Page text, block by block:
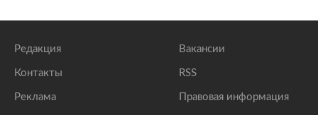
Редакция
Контакты
Реклама
Вакансии
RSS
Правовая информация